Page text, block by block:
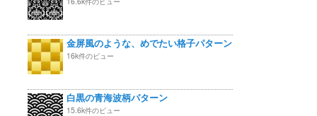
金屏風のような、めでたい格子パターン
16k件のビュー
白黒の青海波柄パターン
15.6k件のビュー